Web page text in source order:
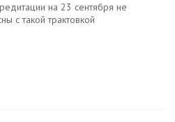
на 23 сентября не
с такой трактовкой